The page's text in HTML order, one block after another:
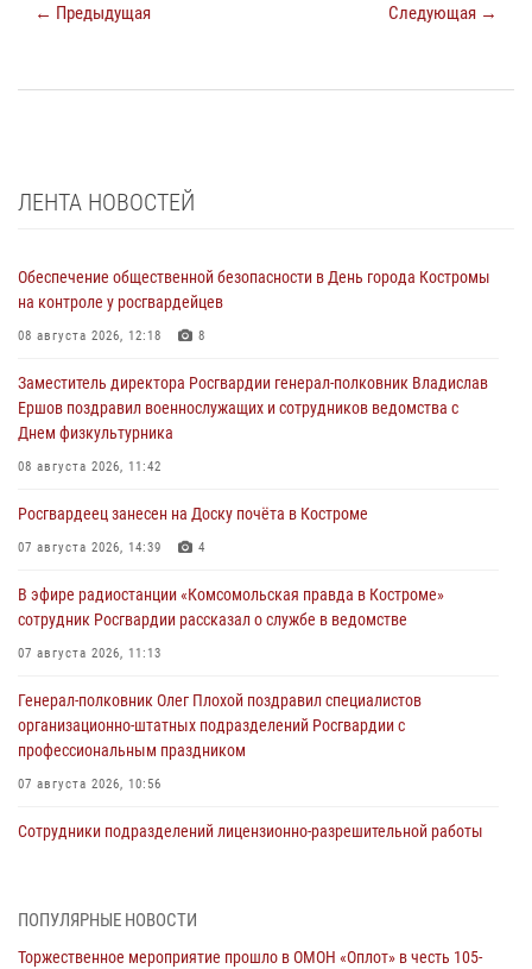
← Предыдущая Следующая →
ЛЕНТА НОВОСТЕЙ
Обеспечение общественной безопасности в День города Костромы
на контроле у росгвардейцев
08 августа 2026, 12:18 8
Заместитель директора Росгвардии генерал-полковник Владислав
Ершов поздравил военнослужащих и сотрудников ведомства с
Днем физкультурника
08 августа 2026, 11:42
Росгвардеец занесен на Доску почёта в Костроме
07 августа 2026, 14:39 4
В эфире радиостанции «Комсомольская правда в Костроме»
сотрудник Росгвардии рассказал о службе в ведомстве
07 августа 2026, 11:13
Генерал-полковник Олег Плохой поздравил специалистов
организационно-штатных подразделений Росгвардии с
профессиональным праздником
07 августа 2026, 10:56
Сотрудники подразделений лицензионно-разрешительной работы
06 августа 2026, 07:50
В Костромской области продолжается проведение акции «Каникулы
ПОПУЛЯРНЫЕ НОВОСТИ
Торжественное мероприятие прошло в ОМОН «Оплот» в честь 105-